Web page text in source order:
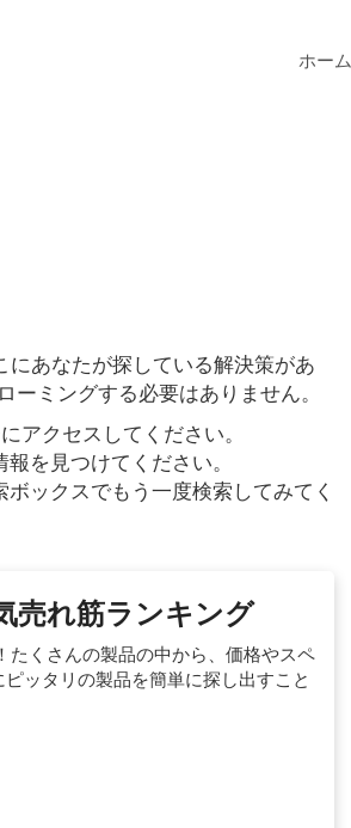
ホーム
あなたが探している解決策があ
ミングする必要はありません。
アクセスしてください。
を見つけてください。
ックスでもう一度検索してみてく
売れ筋ランキング
たくさんの製品の中から、価格やスペ
ッタリの製品を簡単に探し出すこと